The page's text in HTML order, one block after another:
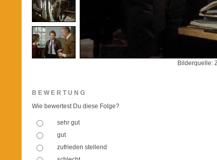
Bilderquelle:
BEWERTUNG
Wie bewertest Du diese Folge?
sehr gut
gut
zufrieden stellend